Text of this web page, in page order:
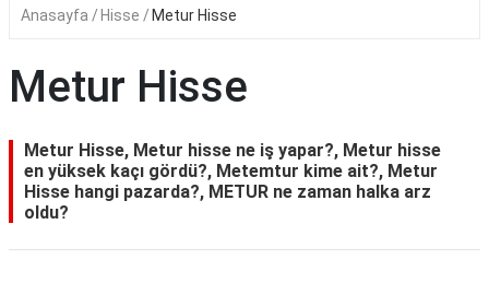
SAĞLIK
Anasayfa Hisse Metur Hisse
Metur Hisse
Metur Hisse, Metur hisse ne iş yapar?, Metur hisse
en yüksek kaçı gördü?, Metemtur kime ait?, Metur
Hisse hangi pazarda?, METUR ne zaman halka arz
oldu?